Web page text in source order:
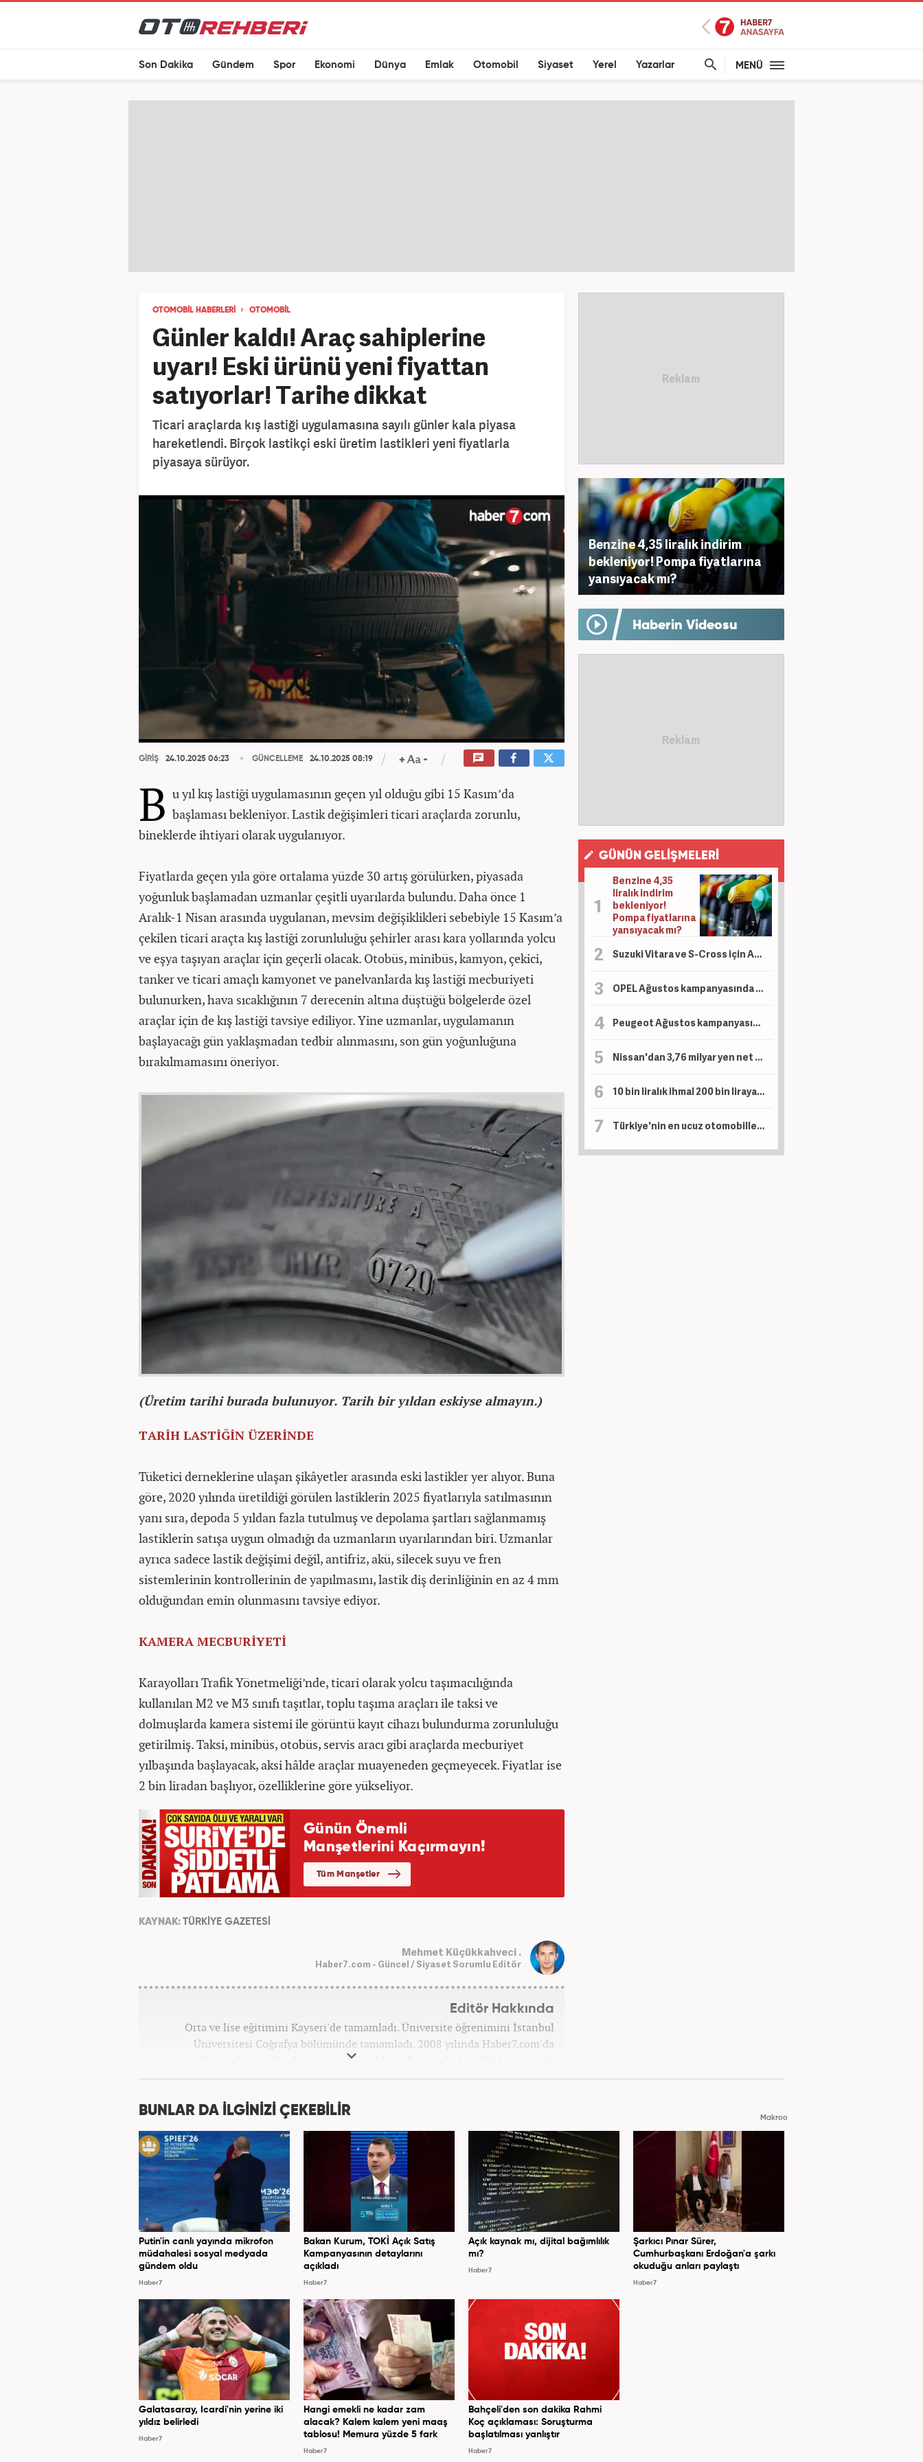
Son Dakika Gündem Spor Ekonomi Dünya Emlak Otomobil Siyaset Yerel Yazarlar MENÜ
OTOMOBİL HABERLERİ OTOMOBİL
Günler kaldı! Araç sahiplerine
uyarı! Eski ürünü yeni fiyattan
satıyorlar! Tarihe dikkat
Ticari araçlarda kış lastiği uygulamasına sayılı günler kala piyasa
hareketlendi. Birçok lastikçi eski üretim lastikleri yeni fiyatlarla
piyasaya sürüyor.
GİRİŞ 24.10.2025 06:23 GÜNCELLEME 24.10.2025 08:19
B u yıl kış lastiği uygulamasının geçen yıl olduğu gibi 15 Kasım’da
başlaması bekleniyor. Lastik değişimleri ticari araçlarda zorunlu,
bineklerde ihtiyari olarak uygulanıyor.
Fiyatlarda geçen yıla göre ortalama yüzde 30 artış görülürken, piyasada
yoğunluk başlamadan uzmanlar çeşitli uyarılarda bulundu. Daha önce 1
Aralık-1 Nisan arasında uygulanan, mevsim değişiklikleri sebebiyle 15 Kasım’a
çekilen ticari araçta kış lastiği zorunluluğu şehirler arası kara yollarında yolcu
ve eşya taşıyan araçlar için geçerli olacak. Otobüs, minibüs, kamyon, çekici,
tanker ve ticari amaçlı kamyonet ve panelvanlarda kış lastiği mecburiyeti
bulunurken, hava sıcaklığının 7 derecenin altına düştüğü bölgelerde özel
araçlar için de kış lastiği tavsiye ediliyor. Yine uzmanlar, uygulamanın
başlayacağı gün yaklaşmadan tedbir alınmasını, son gün yoğunluğuna
bırakılmamasını öneriyor.
(Üretim tarihi burada bulunuyor. Tarih bir yıldan eskiyse almayın.)
TARİH LASTİĞİN ÜZERİNDE
Tüketici derneklerine ulaşan şikâyetler arasında eski lastikler yer alıyor. Buna
göre, 2020 yılında üretildiği görülen lastiklerin 2025 fiyatlarıyla satılmasının
yanı sıra, depoda 5 yıldan fazla tutulmuş ve depolama şartları sağlanmamış
lastiklerin satışa uygun olmadığı da uzmanların uyarılarından biri. Uzmanlar
ayrıca sadece lastik değişimi değil, antifriz, akü, silecek suyu ve fren
sistemlerinin kontrollerinin de yapılmasını, lastik diş derinliğinin en az 4 mm
olduğundan emin olunmasını tavsiye ediyor.
KAMERA MECBURİYETİ
Karayolları Trafik Yönetmeliği’nde, ticari olarak yolcu taşımacılığında
kullanılan M2 ve M3 sınıfı taşıtlar, toplu taşıma araçları ile taksi ve
dolmuşlarda kamera sistemi ile görüntü kayıt cihazı bulundurma zorunluluğu
getirilmiş. Taksi, minibüs, otobüs, servis aracı gibi araçlarda mecburiyet
yılbaşında başlayacak, aksi hâlde araçlar muayeneden geçmeyecek. Fiyatlar ise
2 bin liradan başlıyor, özelliklerine göre yükseliyor.
KAYNAK: TÜRKİYE GAZETESİ
Mehmet Küçükkahveci .
Haber7.com - Güncel / Siyaset Sorumlu Editör
Editör Hakkında
Orta ve lise eğitimini Kayseri'de tamamladı. Üniversite öğrenimini İstanbul
Üniversitesi Coğrafya bölümünde tamamladı. 2008 yılında Haber7.com'da
gazetecilik mesleğine ilk adımını attı. 15 yıllık profesyonel editörlük kariyerinde
tüm kategorilerde görev yaptı. Meslek hayatına Haber7.com'da 'Güncel/Siyaset
Benzine 4,35 liralık indirim
bekleniyor! Pompa fiyatlarına
yansıyacak mı?
Haberin Videosu
GÜNÜN GELİŞMELERİ
Benzine 4,35
liralık indirim
bekleniyor!
Pompa fiyatlarına
yansıyacak mı?
Suzuki Vitara ve S-Cross için Ağustos hamlesi: Sıfır faizli finansman ve takas desteği
OPEL Ağustos kampanyasında ticari araçlara sıfır faizli 1 Milyon TL kredi tanımladı
Peugeot Ağustos kampanyasında sıfır faiz ve 1 Milyon TL kredi dönemini başlattı
Nissan'dan 3,76 milyar yen net kar
10 bin liralık ihmal 200 bin liraya patlıyor: Uzun yola çıkacak sürücüler dikkat!
Türkiye'nin en ucuz otomobilleri belli oldu: Marka marka o liste...
BUNLAR DA İLGİNİZİ ÇEKEBİLİR Makroo
Putin'in canlı yayında mikrofon
müdahalesi sosyal medyada
gündem oldu
Haber7
Bakan Kurum, TOKİ Açık Satış
Kampanyasının detaylarını
açıkladı
Haber7
Açık kaynak mı, dijital bağımlılık
mı?
Haber7
Şarkıcı Pınar Sürer,
Cumhurbaşkanı Erdoğan'a şarkı
okuduğu anları paylaştı
Haber7
Galatasaray, Icardi'nin yerine iki
yıldız belirledi
Haber7
Hangi emekli ne kadar zam
alacak? Kalem kalem yeni maaş
tablosu! Memura yüzde 5 fark
Haber7
Bahçeli'den son dakika Rahmi
Koç açıklaması: Soruşturma
başlatılması yanlıştır
Haber7